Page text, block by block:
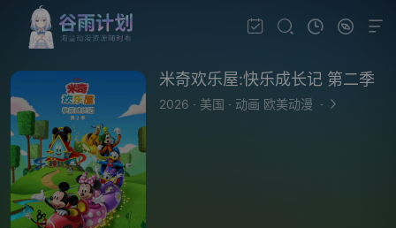
米奇欢乐屋:快乐成长记 第二季
2026 · 美国 · 动画 欧美动漫 ·